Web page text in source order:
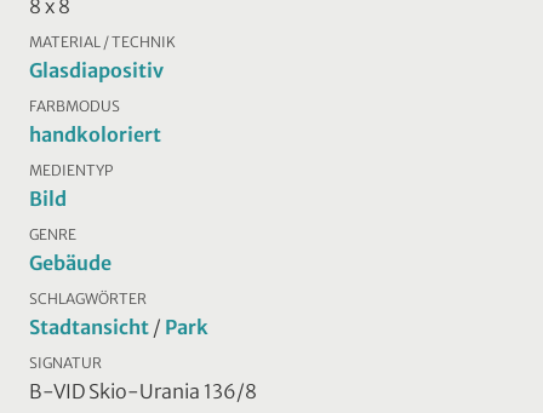
8 x 8
MATERIAL / TECHNIK
Glasdiapositiv
FARBMODUS
handkoloriert
MEDIENTYP
Bild
GENRE
Gebäude
SCHLAGWÖRTER
Stadtansicht / Park
SIGNATUR
B-VID Skio-Urania 136/8